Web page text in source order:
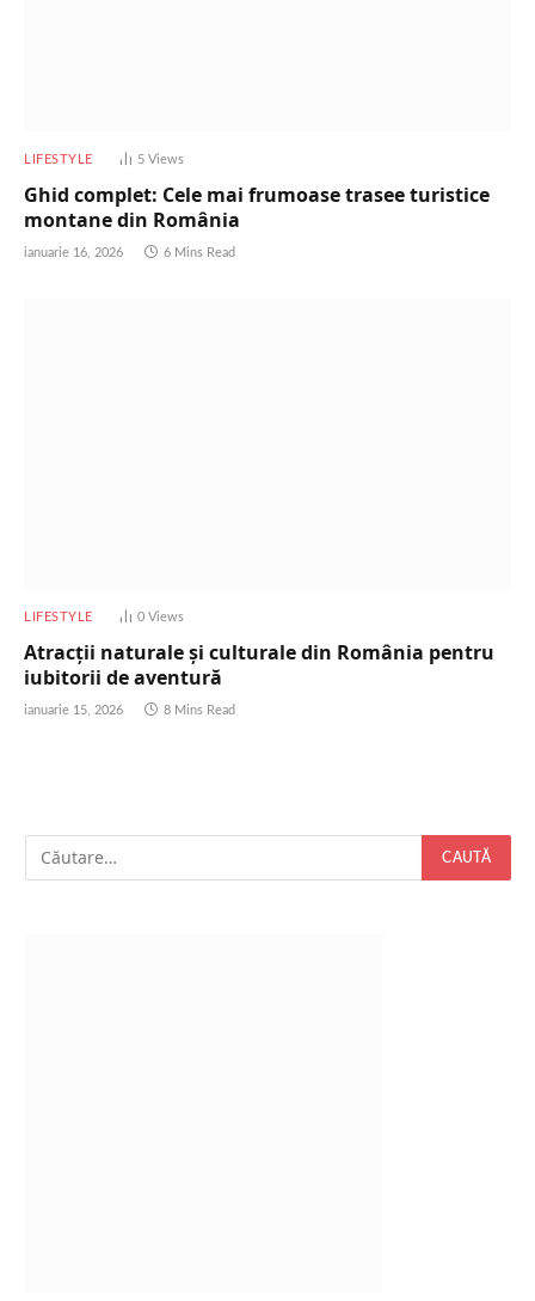
LIFESTYLE 5 Views
Ghid complet: Cele mai frumoase trasee turistice
montane din România
ianuarie 16, 2026 6 Mins Read
LIFESTYLE 0 Views
Atracții naturale și culturale din România pentru
iubitorii de aventură
ianuarie 15, 2026 8 Mins Read